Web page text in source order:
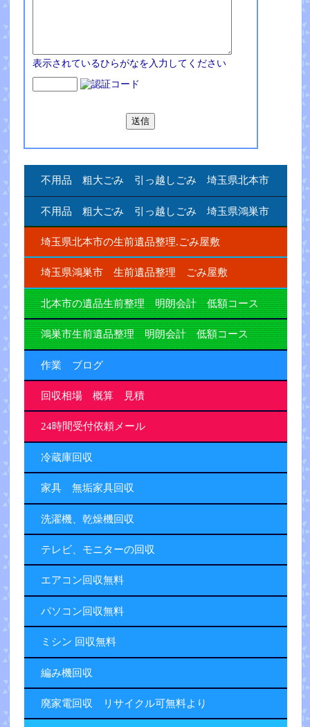
表示されているひらがなを入力してください
不用品 粗大ごみ 引っ越しごみ 埼玉県北本市
不用品 粗大ごみ 引っ越しごみ 埼玉県鴻巣市
埼玉県北本市の生前遺品整理.ごみ屋敷
埼玉県鴻巣市 生前遺品整理 ごみ屋敷
北本市の遺品生前整理 明朗会計 低額コース
鴻巣市生前遺品整理 明朗会計 低額コース
作業 ブログ
回収相場 概算 見積
24時間受付依頼メール
冷蔵庫回収
家具 無垢家具回収
洗濯機、乾燥機回収
テレビ、モニターの回収
エアコン回収無料
パソコン回収無料
ミシン 回収無料
編み機回収
廃家電回収 リサイクル可無料より